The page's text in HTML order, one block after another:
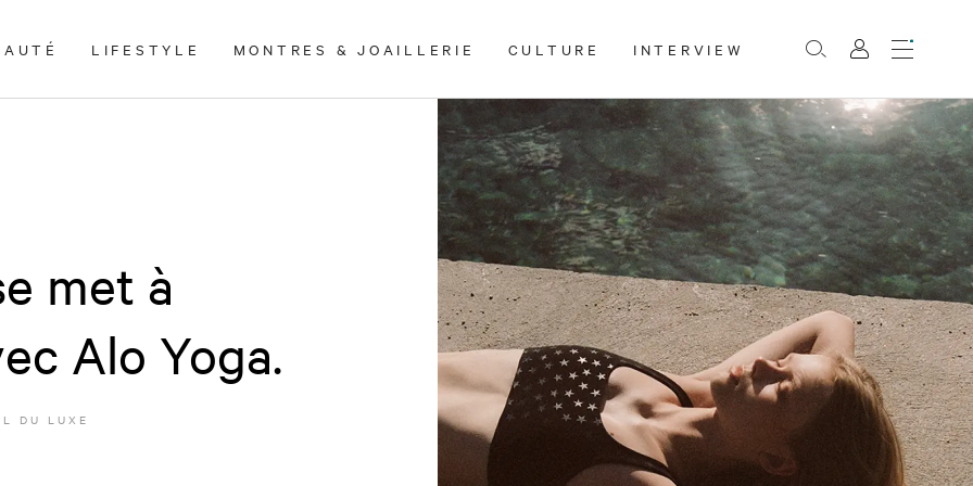
LIFESTYLE MONTRES & JOAILLERIE CULTURE INTERVIEW Rechercher
Mon
compte
Menu
met à
Alo Yoga.
DU LUXE